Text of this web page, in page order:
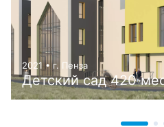
2021 • г. Пенза
Детский сад 420